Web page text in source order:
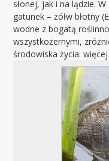
słonej, jak i na lądzie.
gatunek – żółw błotny
wodne z bogatą
wszystkożernymi,
środowiska życia.